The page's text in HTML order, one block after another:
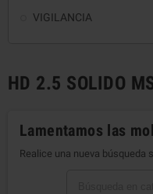
VIGILANCIA
HD 2.5 SOLIDO
Lamentamos las
Realice una nueva búsqueda